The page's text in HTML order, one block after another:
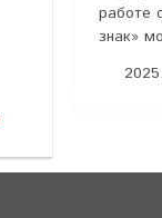
работе
знак»